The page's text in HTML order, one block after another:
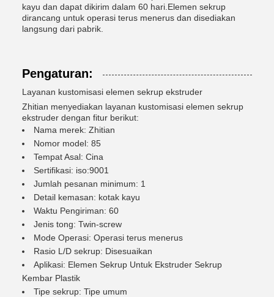
kayu dan dapat dikirim dalam 60 hari.Elemen sekrup
dirancang untuk operasi terus menerus dan disediakan
langsung dari pabrik.
Pengaturan:
Layanan kustomisasi elemen sekrup ekstruder
Zhitian menyediakan layanan kustomisasi elemen sekrup
ekstruder dengan fitur berikut:
Nama merek: Zhitian
Nomor model: 85
Tempat Asal: Cina
Sertifikasi: iso:9001
Jumlah pesanan minimum: 1
Detail kemasan: kotak kayu
Waktu Pengiriman: 60
Jenis tong: Twin-screw
Mode Operasi: Operasi terus menerus
Rasio L/D sekrup: Disesuaikan
Aplikasi: Elemen Sekrup Untuk Ekstruder Sekrup
Kembar Plastik
Tipe sekrup: Tipe umum